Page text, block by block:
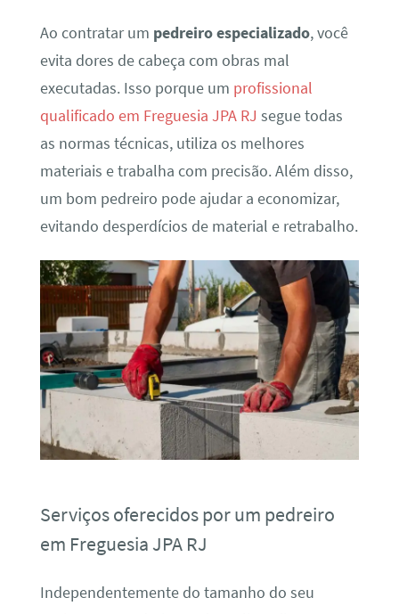
Ao contratar um pedreiro especializado, você
evita dores de cabeça com obras mal
executadas. Isso porque um profissional
qualificado em Freguesia JPA RJ segue todas
as normas técnicas, utiliza os melhores
materiais e trabalha com precisão. Além disso,
um bom pedreiro pode ajudar a economizar,
evitando desperdícios de material e retrabalho.
Serviços oferecidos por um pedreiro
em Freguesia JPA RJ
Independentemente do tamanho do seu